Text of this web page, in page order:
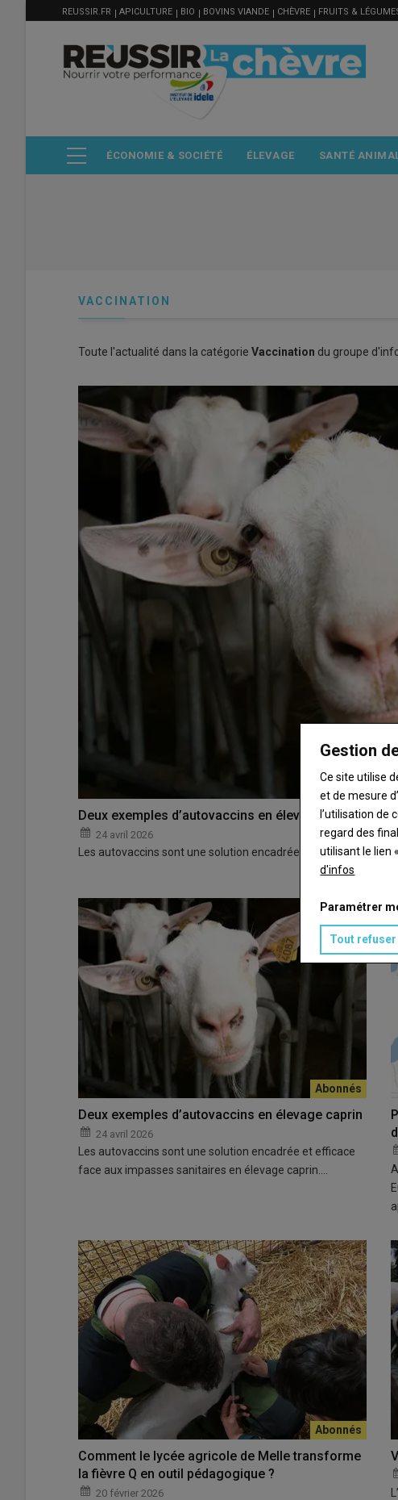
contenu
MENU
FILIÈRE
REUSSIR.FR APICULTURE BIO BOVINS VIANDE CHÈVRE FRUITS &
ÉCONOMIE & SOCIÉTÉ ÉLEVAGE SANTÉ
VACCINATION
Toute l'actualité dans la catégorie Vaccination du groupe
Deux exemples d’autovaccins en élevage caprin
24 avril 2026
Les autovaccins sont une solution encadrée et efficace face
Deux exemples d’autovaccins en élevage caprin
24 avril 2026
Les autovaccins sont une solution encadrée et efficace
face aux impasses sanitaires en élevage caprin.…
Comment le lycée agricole de Melle transforme
la fièvre Q en outil pédagogique ?
20 février 2026
Gestion
Ce site utilise
et de mesure
l’utilisation de
regard des
utilisant le lien
d'infos
Paramétrer
Tout refuser